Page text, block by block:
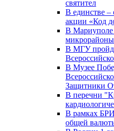
святител
В единстве –
акции «Код
В Мариуполе
В МГУ
В Музее
Защитники
В перечни
В рамках
общей